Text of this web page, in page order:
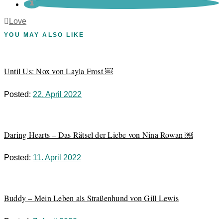
Love
YOU MAY ALSO LIKE
Until Us: Nox von Layla Frost ￼
Posted: 22. April 2022
Daring Hearts – Das Rätsel der Liebe von Nina Rowan ￼
Posted: 11. April 2022
Buddy – Mein Leben als Straßenhund von Gill Lewis